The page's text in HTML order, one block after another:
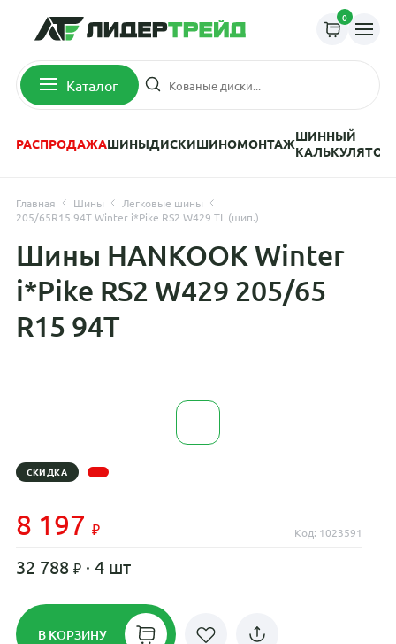
0
Каталог
РАСПРОДАЖАШИНЫДИСКИШИНОМОНТАЖШИННЫЙ
КАЛЬКУЛЯТОР
Главная Шины
Легковые шины
205/65R15 94T Winter i*Pike RS2 W429 TL (шип.)
Шины HANKOOK Winter
i*Pike RS2 W429 205/65
R15 94T
СКИДКА
8 197 Код: 1023591
32 788 · 4 шт
В КОРЗИНУ